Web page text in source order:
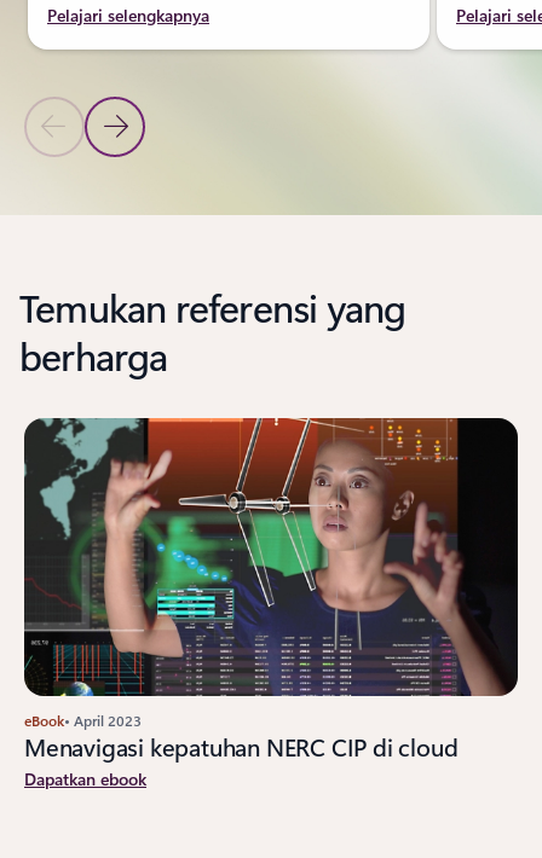
Slide Sebelumnya
Slide Berikutnya
Pelajari selengkapnya Pelajari
Kembali ke bagian PRODUK
Temukan referensi yang
berharga
eBook• April 2023
Menavigasi kepatuhan NERC CIP di cloud
Dapatkan ebook